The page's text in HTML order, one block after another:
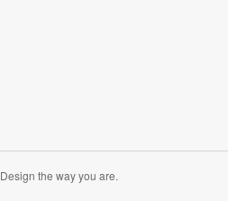
Design the way you are.